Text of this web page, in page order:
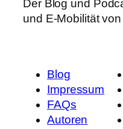
Der Blog und
und E-Mobilität
Blog
Impressum
FAQs
Autoren